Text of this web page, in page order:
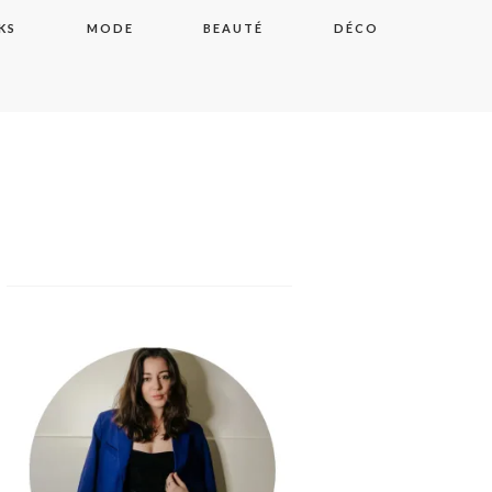
MODE BEAUTÉ DÉCO